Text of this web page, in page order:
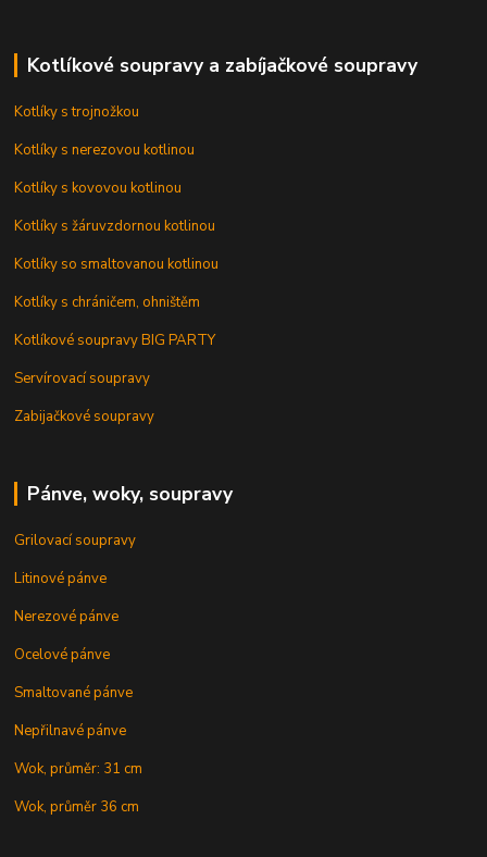
Kotlíkové soupravy a zabíjačkové soupravy
Kotlíky s trojnožkou
Kotlíky s nerezovou kotlinou
Kotlíky s kovovou kotlinou
Kotlíky s žáruvzdornou kotlinou
Kotlíky so smaltovanou kotlinou
Kotlíky s chráničem, ohništěm
Kotlíkové soupravy BIG PARTY
Servírovací soupravy
Zabijačkové soupravy
Pánve, woky, soupravy
Grilovací soupravy
Litinové pánve
Nerezové pánve
Ocelové pánve
Smaltované pánve
Nepřilnavé pánve
Wok, průměr: 31 cm
Wok, průměr 36 cm